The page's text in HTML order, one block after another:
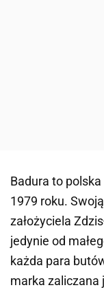
Badura to
1979 roku.
założyciela
jedynie od
każda para
marka zaliczana